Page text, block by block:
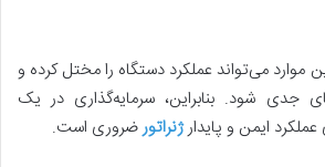
موارد می‌تواند عملکرد دستگاه را مختل کرده و
جدی شود. بنابراین، سرمایه‌گذاری در یک
عملکرد ایمن و پایدارژنراتورضروری است.